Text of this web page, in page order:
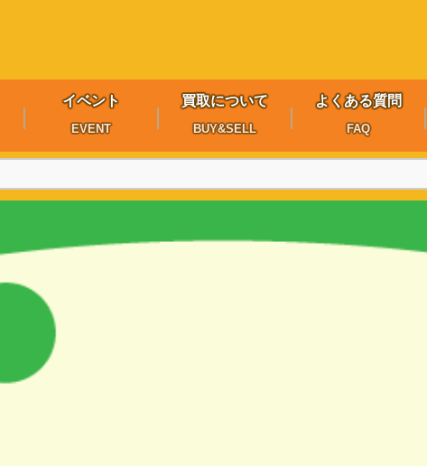
イベント
EVENT
買取について
BUY&SELL
よくある質問
FAQ